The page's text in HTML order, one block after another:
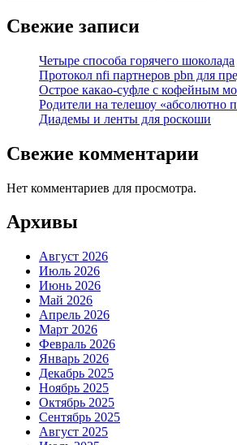
Свежие записи
Четыре способа горячего шоколада
Протокол nfi партнеров pbn для
Острое какао-суфле с кофейным
Родители на телешоу «абсолютно
Диадемы и ленты для роскоши
Свежие комментарии
Нет комментариев для просмотра.
Архивы
Август 2026
Июль 2026
Июнь 2026
Май 2026
Апрель 2026
Март 2026
Февраль 2026
Январь 2026
Декабрь 2025
Ноябрь 2025
Октябрь 2025
Сентябрь 2025
Август 2025